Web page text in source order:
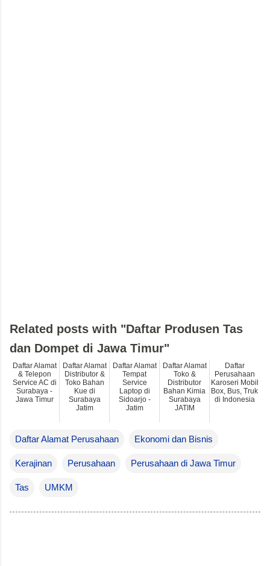
Daftar Alamat Perusahaan Ekonomi dan Bisnis
Kerajinan Perusahaan Perusahaan di Jawa Timur
Tas UMKM
Related posts with "Daftar Produsen Tas
dan Dompet di Jawa Timur"
Daftar Alamat
& Telepon
Service AC di
Surabaya -
Jawa Timur
Daftar Alamat
Distributor &
Toko Bahan
Kue di
Surabaya
Jatim
Daftar Alamat
Tempat
Service
Laptop di
Sidoarjo -
Jatim
Daftar Alamat
Toko &
Distributor
Bahan Kimia
Surabaya
JATIM
Daftar
Perusahaan
Karoseri Mobil
Box, Bus, Truk
di Indonesia